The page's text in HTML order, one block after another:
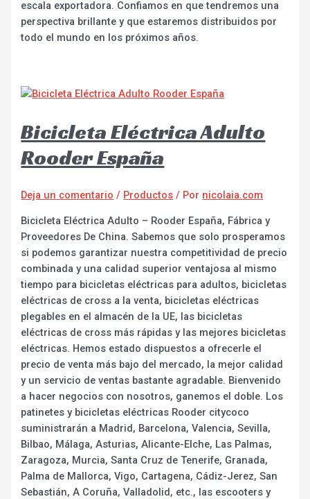
escala exportadora. Confiamos en que tendremos una
perspectiva brillante y que estaremos distribuidos por
todo el mundo en los próximos años.
Bicicleta Eléctrica Adulto
Rooder España
Deja un comentario / Productos / Por nicolaia.com
Bicicleta Eléctrica Adulto – Rooder España, Fábrica y
Proveedores De China. Sabemos que solo prosperamos
si podemos garantizar nuestra competitividad de precio
combinada y una calidad superior ventajosa al mismo
tiempo para bicicletas eléctricas para adultos, bicicletas
eléctricas de cross a la venta, bicicletas eléctricas
plegables en el almacén de la UE, las bicicletas
eléctricas de cross más rápidas y las mejores bicicletas
eléctricas. Hemos estado dispuestos a ofrecerle el
precio de venta más bajo del mercado, la mejor calidad
y un servicio de ventas bastante agradable. Bienvenido
a hacer negocios con nosotros, ganemos el doble. Los
patinetes y bicicletas eléctricas Rooder citycoco
suministrarán a Madrid, Barcelona, Valencia, Sevilla,
Bilbao, Málaga, Asturias, Alicante-Elche, Las Palmas,
Zaragoza, Murcia, Santa Cruz de Tenerife, Granada,
Palma de Mallorca, Vigo, Cartagena, Cádiz-Jerez, San
Sebastián, A Coruña, Valladolid, etc., las escooters y